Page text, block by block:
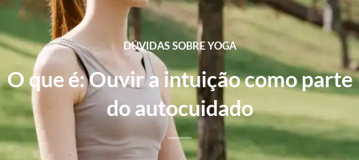
DÚVIDAS SOBRE YOGA
O que é: Ouvir a intuição como parte
do autocuidado